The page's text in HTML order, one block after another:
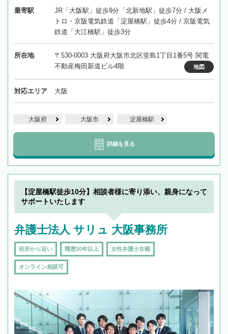
最寄駅
JR「大阪駅」徒歩9分「北新地駅」徒歩7分 / 大阪メ
トロ・京阪電気鉄道「淀屋橋駅」徒歩4分 / 京阪電気
鉄道「大江橋駅」徒歩3分
所在地
〒530-0003 大阪府大阪市北区堂島1丁目1番5号 関電
不動産梅田新道ビル4階
地図
対応エリア 大阪
大阪府 大阪市 淀屋橋駅
詳細を見る
【淀屋橋駅徒歩10分】相談者様に寄り添い、親身になって
サポートいたします
弁護士法人 サリュ 大阪事務所
役所から近い 職歴20年以上 女性弁護士在籍
オンライン相談可